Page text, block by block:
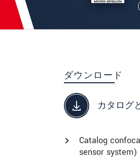
ダウンロード
カタログ
Catalog
sensor system)